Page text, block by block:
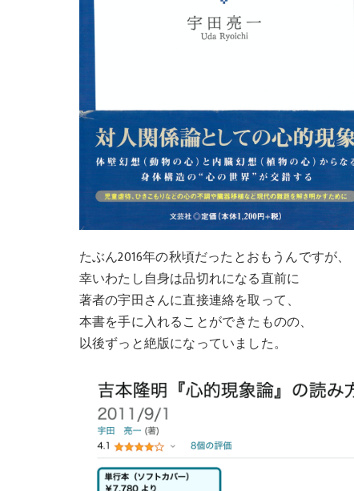
たぶん2016年の秋頃だったとおもうんですが、
幸いわたし自身は品切れになる直前に
著者の宇田さんに直接連絡を取って、
本書を手に入れることができたものの、
以後ずっと絶版になっていました。